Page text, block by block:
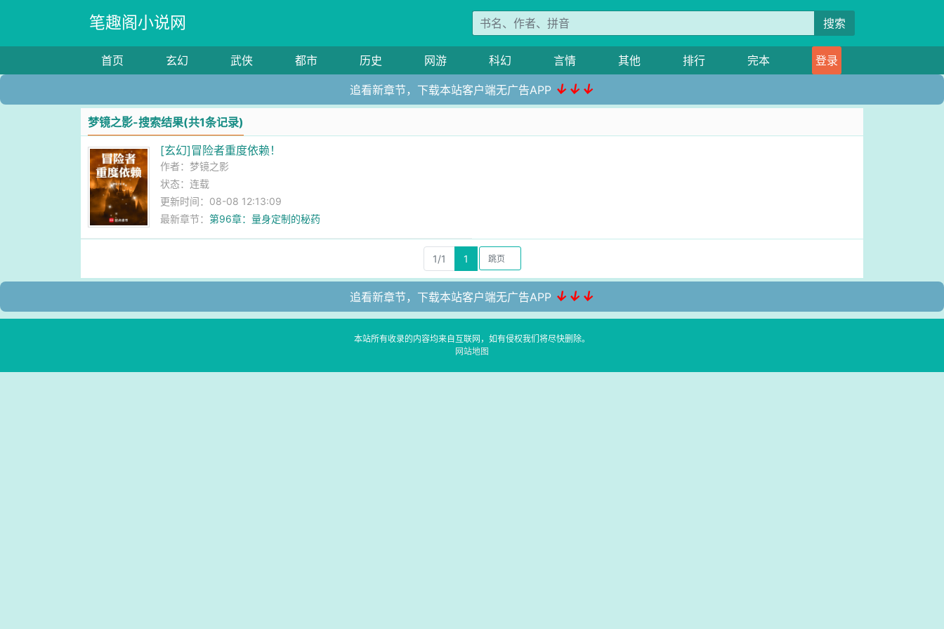
笔趣阁小说网 搜索
首页 玄幻 武侠 都市 历史 网游 科幻 言情 其他 排行 完本 登录
追看新章节，下载本站客户端无广告APP ↓↓↓
梦镜之影-搜索结果(共1条记录)
[玄幻]冒险者重度依赖！
作者： 梦镜之影
状态：连载
更新时间：08-08 12:13:09
最新章节：第96章：量身定制的秘药
1/1 1
追看新章节，下载本站客户端无广告APP ↓↓↓
本站所有收录的内容均来自互联网，如有侵权我们将尽快删除。
网站地图